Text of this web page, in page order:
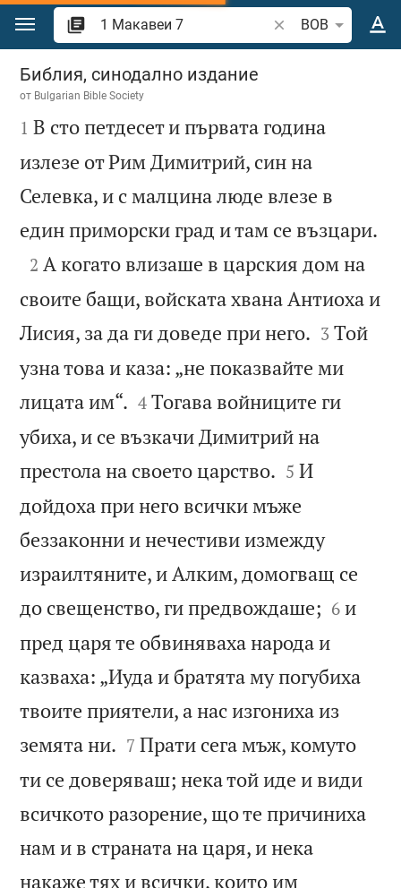
Преминете към съдържанието
Търсете стих или
BOB
1 Макавеи 7
Библия, синодално издание
от Bulgarian Bible Society

1 В сто петдесет и първата година
излезе от Рим Димитрий, син на
Селевка, и с малцина люде влезе в
един приморски град и там се възцари.

2 А когато влизаше в царския дом на
своите бащи, войската хвана Антиоха и
Лисия, за да ги доведе при него. 

3 Той
узна това и каза: „не показвайте ми
лицата им“. 

4 Тогава войниците ги
убиха, и се възкачи Димитрий на
престола на своето царство. 

5 И
дойдоха при него всички мъже
беззаконни и нечестиви измежду
израилтяните, и Алким, домогващ се
до свещенство, ги предвождаше; 

6 и
пред царя те обвиняваха народа и
казваха: „Иуда и братята му погубиха
твоите приятели, а нас изгониха из
земята ни. 

7 Прати сега мъж, комуто
ти се доверяваш; нека той иде и види
всичкото разорение, що те причиниха
нам и в страната на царя, и нека
накаже тях и всички, които им